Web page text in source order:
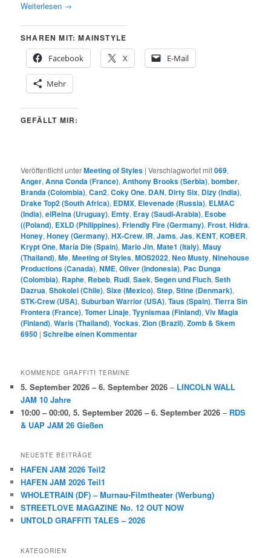
Weiterlesen →
SHAREN MIT: MAINSTYLE
Facebook
X E-Mail
Mehr
GEFÄLLT MIR:
Veröffentlicht unterMeeting of Styles |Verschlagwortet mit069,
Anger,Anna Conda (France),Anthony Brooks (Serbia),bomber,
Branda (Colombia),Can2,Coky One, DAN, Dirty Six, Dizy (India),
Drake Top2 (South Africa), EDMX, Elevenade (Russia), ELMAC
(India),elReina (Uruguay), Emty, Eray (Saudi-Arabia), Esobe
((Poland), EXLD (Philippines),Friendly Fire (Germany),Frost,Hidra,
Honey,Honey (Germany),HX-Crew,IR,Jams,Jas,KENT,KOBER,
Krypt One,María Die (Spain),Mario Jin,Mate1 (Italy),Mauy
(Thailand),Me,Meeting of Styles,MOS2022,Neo Musty,Ninehouse
Productions (Canada),NME,Oliver (Indonesia), Pac Dunga
(Colombia), Raphe, Rebeb, Rudi,Saek,Segen und Fluch,Seth
Dazrua,Shokolei (Chile),Sixe (Mexico),Step,Stine (Denmark),
STK-Crew (USA),Suburban Warrior (USA),Taus (Spain),Tierra Sin
Frontera (France),Tomer Linaje,Tyynismaa (Finland),Viv Magia
(Finland),Waris (Thailand),Yockas,Zion (Brazil),Zomb & Skem
6950 |Schreibe einen Kommentar
KOMMENDE GRAFFITI TERMINE
5. September 2026 – 6. September 2026 – LINCOLN WALL
JAM 10 Jahre
10:00 – 00:00,5. September 2026 – 6. September 2026 – RDS
& UAP JAM 26 Gießen
NEUESTE BEITRÄGE
HAFEN JAM 2026 Teil2
HAFEN JAM 2026 Teil1
WHOLETRAIN (DF) – Murnau-Filmtheater (Werbung)
STREETLOVE MAGAZINE No. 12 OUT NOW
UNTOLD GRAFFITI TALES – 2026
KATEGORIEN